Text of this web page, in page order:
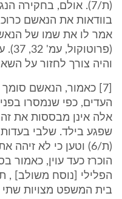
(ת/7). אולם, בחקירה
בוודאות את הנאשם
אמר לו את שמו של
והיה צורך לחזור על
[7] כאמור, הנאשם
העדים, כפי שנמסרו
אלה אינן מבססות את
שפגע בילד. שלבי
(ת/6) וטען כי לא
בית המשפט מצויות